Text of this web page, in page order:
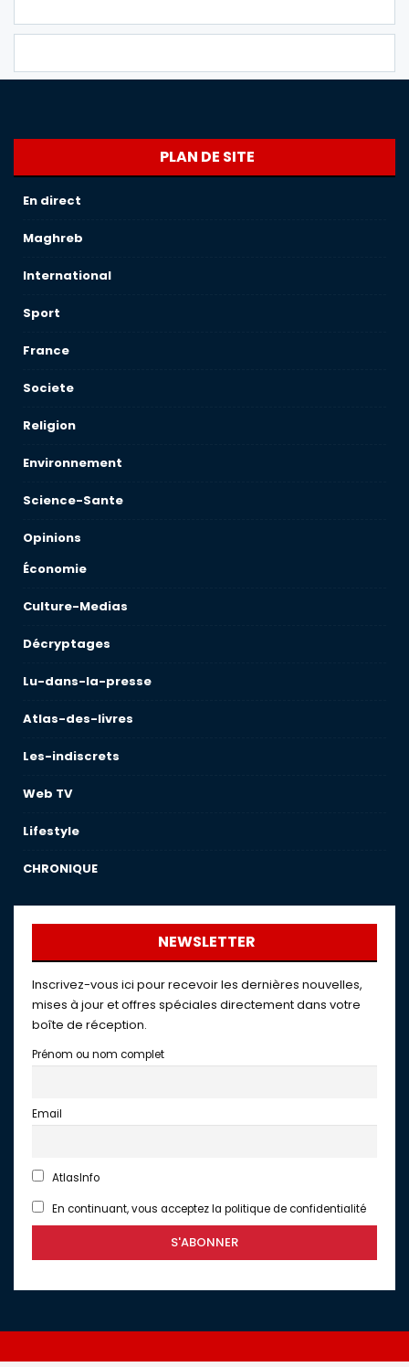
PLAN DE SITE
En direct
Maghreb
International
Sport
France
Societe
Religion
Environnement
Science-Sante
Opinions
Économie
Culture-Medias
Décryptages
Lu-dans-la-presse
Atlas-des-livres
Les-indiscrets
Web TV
Lifestyle
CHRONIQUE
NEWSLETTER
Inscrivez-vous ici pour recevoir les dernières nouvelles,
mises à jour et offres spéciales directement dans votre
boîte de réception.
Prénom ou nom complet
Email
AtlasInfo
En continuant, vous acceptez la politique de confidentialité